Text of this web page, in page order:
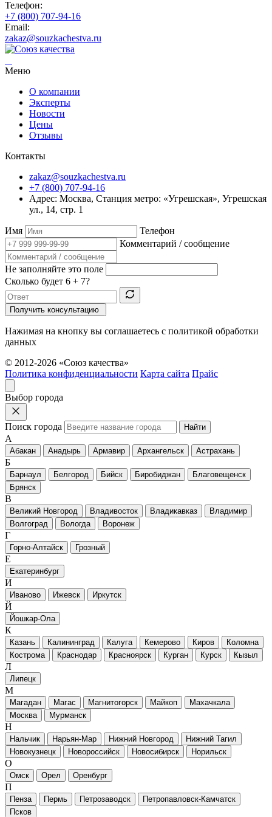
Телефон:
+7 (800) 707-94-16
Email:
zakaz@souzkachestva.ru
Меню
О компании
Эксперты
Новости
Цены
Отзывы
Контакты
zakaz@souzkachestva.ru
+7 (800) 707-94-16
Адрес: Москва, Станция метро: «Угрешская», Угрешская
ул., 14, стр. 1
Имя
Телефон
Комментарий / сообщение
Не заполняйте это поле
Сколько будет 6 + 7?
Получить консультацию
Нажимая на кнопку вы соглашаетесь с политикой обработки
данных
© 2012-2026 «Союз качества»
Политика конфиденциальности Карта сайта Прайс
Выбор города
Поиск города Найти
А
Абакан Анадырь Армавир Архангельск Астрахань
Б
Барнаул Белгород Бийск Биробиджан
Благовещенск
Брянск
В
Великий Новгород Владивосток Владикавказ
Владимир
Волгоград
Вологда Воронеж
Г
Горно-Алтайск Грозный
Е
Екатеринбург
И
Иваново Ижевск Иркутск
Й
Йошкар-Ола
К
Казань Калининград Калуга Кемерово Киров
Коломна
Кострома
Краснодар Красноярск Курган Курск Кызыл
Л
Липецк
М
Магадан Магас Магнитогорск Майкоп
Махачкала
Москва
Мурманск
Н
Нальчик Нарьян-Мар Нижний Новгород
Нижний Тагил
Новокузнецк
Новороссийск Новосибирск Норильск
О
Омск Орел Оренбург
П
Пенза Пермь Петрозаводск
Петропавловск-Камчатск
Псков